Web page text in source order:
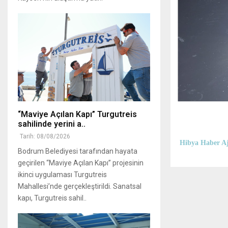
Hibya Haber
“Maviye Açılan Kapı” Turgutreis
sahilinde yerini a..
Tarih: 08/08/2026
Bodrum Belediyesi tarafından hayata
geçirilen “Maviye Açılan Kapı” projesinin
ikinci uygulaması Turgutreis
Mahallesi’nde gerçekleştirildi. Sanatsal
kapı, Turgutreis sahil..